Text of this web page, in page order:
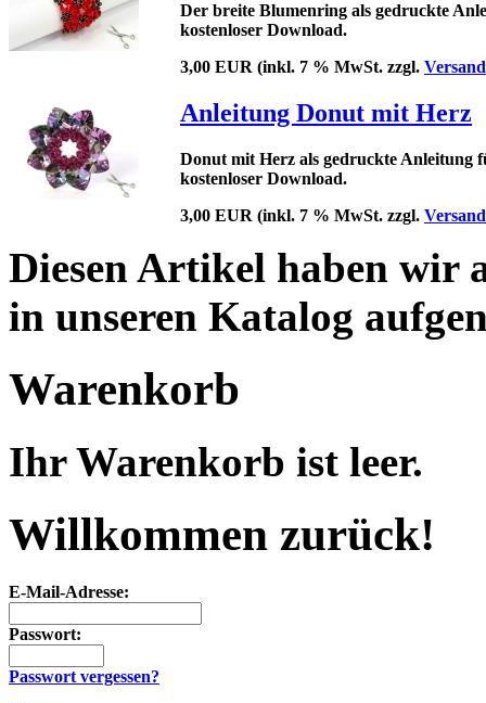
Der breite Blumenring als gedruckte
kostenloser Download.
3,00 EUR (inkl. 7 % MwSt. zzgl.
Anleitung Donut mit Herz
Donut mit Herz als gedruckte Anleitung
kostenloser Download.
3,00 EUR (inkl. 7 % MwSt. zzgl.
Diesen Artikel haben wir
in unseren Katalog
Warenkorb
Ihr Warenkorb ist leer.
Willkommen zurück!
E-Mail-Adresse:
Passwort:
Passwort vergessen?